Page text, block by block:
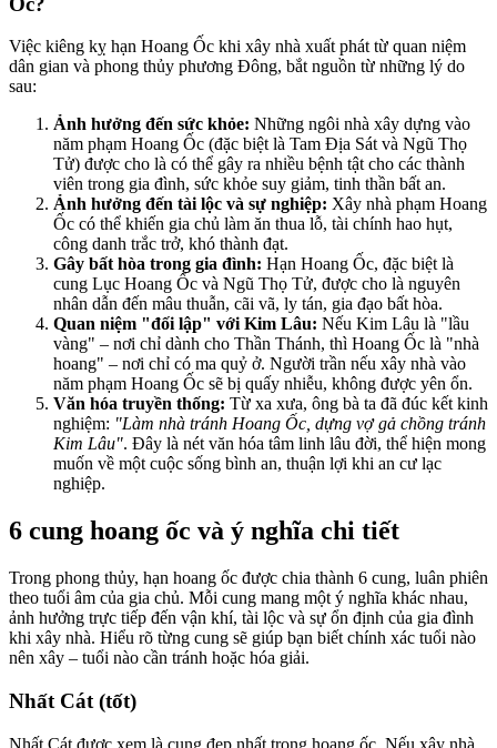
Việc kiêng kỵ hạn Hoang Ốc khi xây nhà xuất phát từ quan niệm
dân gian và phong thủy phương Đông, bắt nguồn từ những lý do
sau:
Ảnh hưởng đến sức khỏe: Những ngôi nhà xây dựng vào
năm phạm Hoang Ốc (đặc biệt là Tam Địa Sát và Ngũ Thọ
Tử) được cho là có thể gây ra nhiều bệnh tật cho các thành
viên trong gia đình, sức khỏe suy giảm, tinh thần bất an.
Ảnh hưởng đến tài lộc và sự nghiệp: Xây nhà phạm Hoang
Ốc có thể khiến gia chủ làm ăn thua lỗ, tài chính hao hụt,
công danh trắc trở, khó thành đạt.
Gây bất hòa trong gia đình: Hạn Hoang Ốc, đặc biệt là
cung Lục Hoang Ốc và Ngũ Thọ Tử, được cho là nguyên
nhân dẫn đến mâu thuẫn, cãi vã, ly tán, gia đạo bất hòa.
Quan niệm "đối lập" với Kim Lâu: Nếu Kim Lâu là "lầu
vàng" – nơi chỉ dành cho Thần Thánh, thì Hoang Ốc là "nhà
hoang" – nơi chỉ có ma quỷ ở. Người trần nếu xây nhà vào
năm phạm Hoang Ốc sẽ bị quấy nhiễu, không được yên ổn.
Văn hóa truyền thống: Từ xa xưa, ông bà ta đã đúc kết kinh
nghiệm: "Làm nhà tránh Hoang Ốc, dựng vợ gả chồng tránh
Kim Lâu". Đây là nét văn hóa tâm linh lâu đời, thể hiện mong
muốn về một cuộc sống bình an, thuận lợi khi an cư lạc
nghiệp.
6 cung hoang ốc và ý nghĩa chi tiết
Trong phong thủy, hạn hoang ốc được chia thành 6 cung, luân phiên
theo tuổi âm của gia chủ. Mỗi cung mang một ý nghĩa khác nhau,
ảnh hưởng trực tiếp đến vận khí, tài lộc và sự ổn định của gia đình
khi xây nhà. Hiểu rõ từng cung sẽ giúp bạn biết chính xác tuổi nào
nên xây – tuổi nào cần tránh hoặc hóa giải.
Nhất Cát (tốt)
Nhất Cát được xem là cung đẹp nhất trong hoang ốc. Nếu xây nhà